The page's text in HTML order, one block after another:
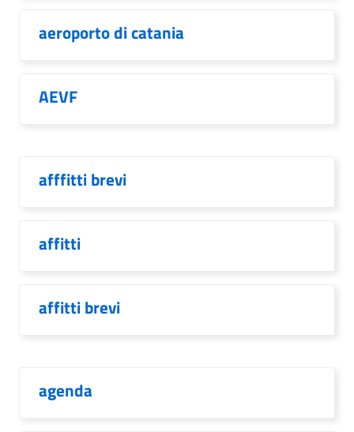
aeroporto di catania
AEVF
afffitti brevi
affitti
affitti brevi
agenda